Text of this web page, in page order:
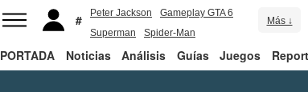
Peter Jackson
Gameplay GTA 6
Superman
Spider-Man
Más ↓
PORTADA Noticias Análisis Guías Juegos